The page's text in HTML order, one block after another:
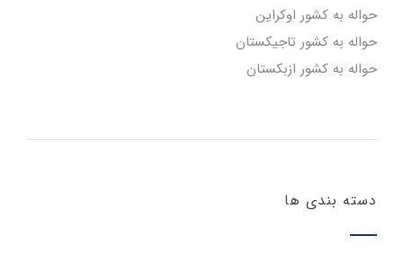
حواله به کشور اوکراین
حواله به کشور تاجیکستان
حواله به کشور ازبکستان
دسته بندی ها